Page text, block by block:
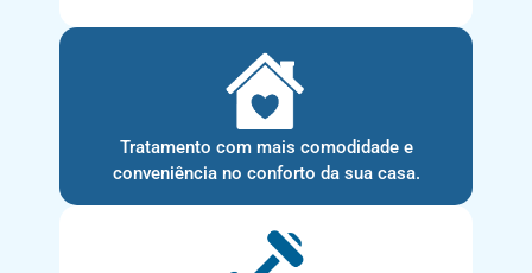
Tratamento com mais comodidade e
conveniência no conforto da sua casa.